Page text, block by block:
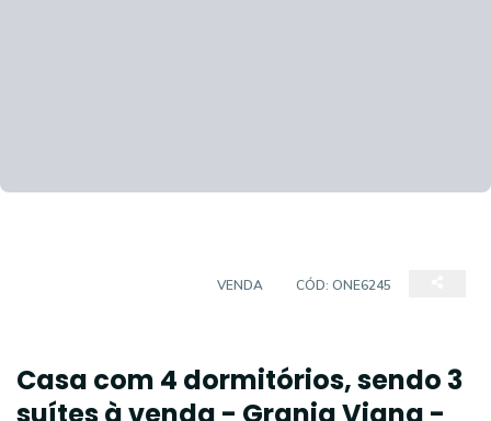
VENDA CÓD: ONE6245
Casa com 4 dormitórios, sendo 3